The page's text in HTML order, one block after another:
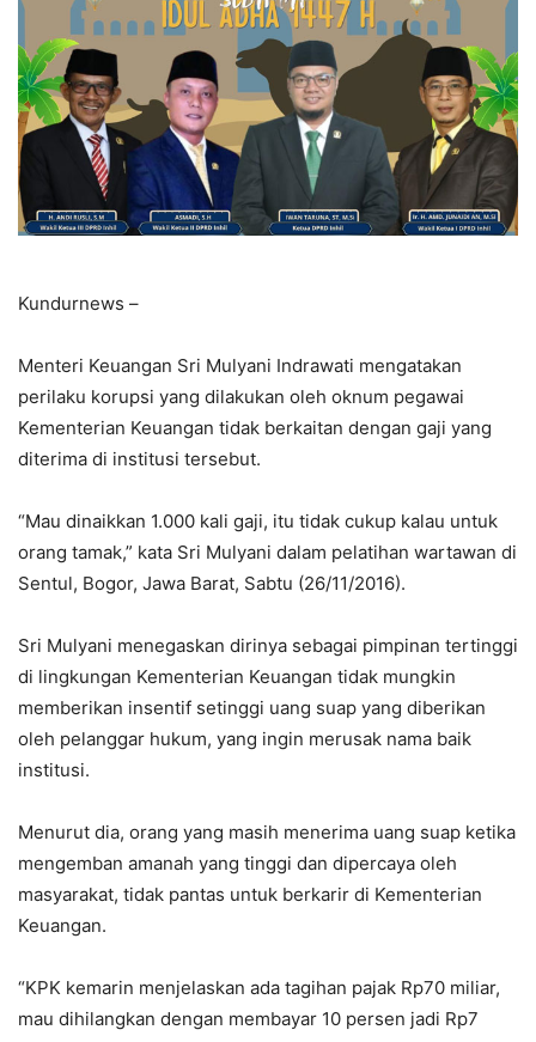
Kundurnews –
Menteri Keuangan Sri Mulyani Indrawati mengatakan
perilaku korupsi yang dilakukan oleh oknum pegawai
Kementerian Keuangan tidak berkaitan dengan gaji yang
diterima di institusi tersebut.
“Mau dinaikkan 1.000 kali gaji, itu tidak cukup kalau untuk
orang tamak,” kata Sri Mulyani dalam pelatihan wartawan di
Sentul, Bogor, Jawa Barat, Sabtu (26/11/2016).
Sri Mulyani menegaskan dirinya sebagai pimpinan tertinggi
di lingkungan Kementerian Keuangan tidak mungkin
memberikan insentif setinggi uang suap yang diberikan
oleh pelanggar hukum, yang ingin merusak nama baik
institusi.
Menurut dia, orang yang masih menerima uang suap ketika
mengemban amanah yang tinggi dan dipercaya oleh
masyarakat, tidak pantas untuk berkarir di Kementerian
Keuangan.
“KPK kemarin menjelaskan ada tagihan pajak Rp70 miliar,
mau dihilangkan dengan membayar 10 persen jadi Rp7